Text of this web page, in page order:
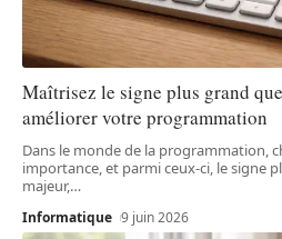
Maîtrisez le signe plus grand
améliorer votre programmation
Dans le monde de la programmation,
importance, et parmi ceux-ci, le signe
majeur,…
Informatique 9 juin 2026